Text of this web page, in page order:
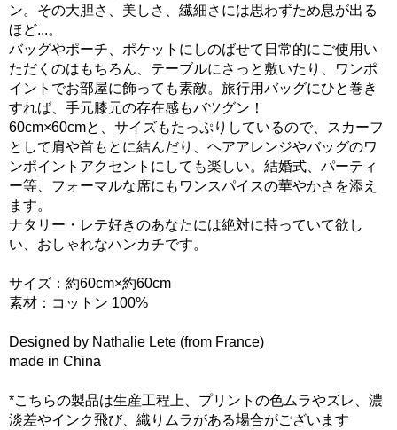
ン。その大胆さ、美しさ、繊細さには思わずため息が出る
ほど...。
バッグやポーチ、ポケットにしのばせて日常的にご使用い
ただくのはもちろん、テーブルにさっと敷いたり、ワンポ
イントでお部屋に飾っても素敵。旅行用バッグにひと巻き
すれば、手元膝元の存在感もバツグン！
60cm×60cmと、サイズもたっぷりしているので、スカーフ
として肩や首もとに結んだり、ヘアアレンジやバッグのワ
ンポイントアクセントにしても楽しい。結婚式、パーティ
ー等、フォーマルな席にもワンスパイスの華やかさを添え
ます。
ナタリー・レテ好きのあなたには絶対に持っていて欲し
い、おしゃれなハンカチです。
サイズ：約60cm×約60cm
素材：コットン 100%
Designed by Nathalie Lete (from France)
made in China
*こちらの製品は生産工程上、プリントの色ムラやズレ、濃
淡差やインク飛び、織りムラがある場合がございます